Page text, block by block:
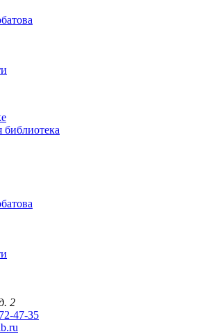
библиотека
2
47-35